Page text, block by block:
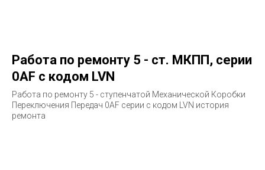
Работа по ремонту 5 - ст. МКПП, серии
0AF с кодом LVN
Работа по ремонту 5 - ступенчатой Механической Коробки
Переключения Передач 0AF серии с кодом LVN история
ремонта